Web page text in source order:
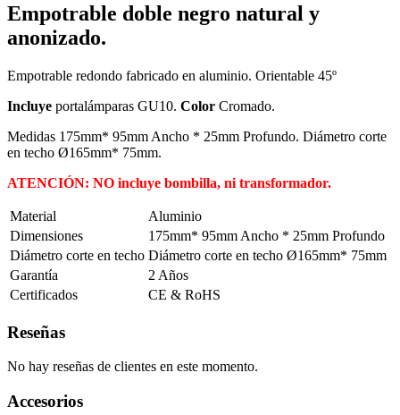
Empotrable doble negro natural y
anonizado.
Empotrable redondo fabricado en aluminio. Orientable 45º
Incluye portalámparas GU10. Color Cromado.
Medidas 175mm* 95mm Ancho * 25mm Profundo. Diámetro corte
en techo Ø165mm* 75mm.
ATENCIÓN: NO incluye bombilla, ni transformador.
Material
Aluminio
Dimensiones
175mm* 95mm Ancho * 25mm Profundo
Diámetro corte en techo Diámetro corte en techo Ø165mm* 75mm
Garantía
2 Años
Certificados
CE & RoHS
Reseñas
No hay reseñas de clientes en este momento.
Accesorios